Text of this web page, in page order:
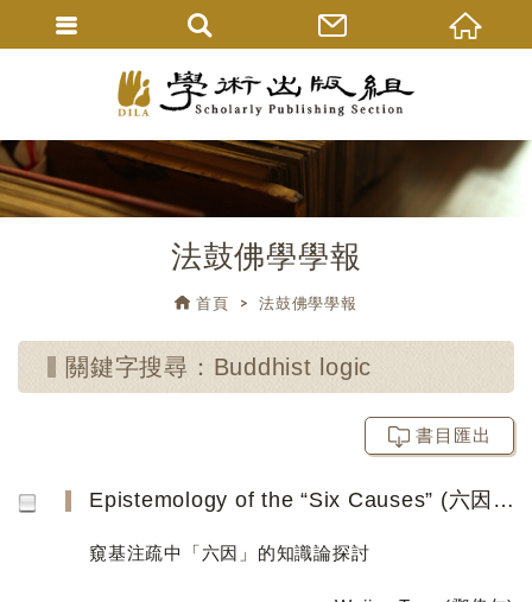
法鼓佛學學報
首頁 法鼓佛學學報
關鍵字搜尋：Buddhist logic
書目匯出
Epistemology of the “Six Causes” (六因) in Medieval Chinese Buddhist Logic Based on Kuiji’s Commentary
窺基注疏中「六因」的知識論探討